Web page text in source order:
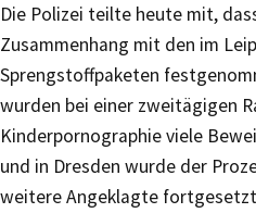
Die Polizei teilte heute mit,
Zusammenhang mit den im
Sprengstoffpaketen
wurden bei einer zweitägigen
Kinderpornographie viele
und in Dresden wurde der
weitere Angeklagte